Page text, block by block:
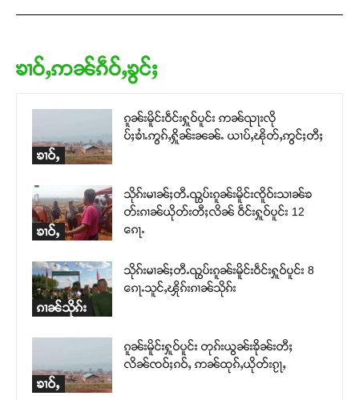
ၶၢဝ်ႇဢၼ်ၵဵဝ်ႇၶွင်ႈ
ၶၢဝ်ႇ
ၵူၼ်းမိူင်းဝဵင်းႁူဝ်ပူင်း ဢၼ်ၺႃးလို
ပ်ႈၶၢႆႉဢွၵ်ႇႁိူၼ်းၼၼ်ႉ ယၢပ်ႇၽိုတ်ႇဢွင်ႈတီႈ
ၶၢဝ်ႇ
သိုၵ်းမၢၼ်ႈတီႉၺွပ်းၵူၼ်းမိူင်းၸိူဝ်းသၢၼ်ၶ
တ်းၵၢၼ်ယိုတ်းတီႈလိၼ် ဝဵင်းႁူဝ်ပူင်း 12
ၵေႃႉ
ၵၢၼ်သိုၵ်း
သိုၵ်းမၢၼ်ႈတီႉၺွပ်းၵူၼ်းမိူင်းဝဵင်းႁူဝ်ပူင်း 8
ၵေႃႉသူင်ႇၾိုၵ်းၵၢၼ်သိုၵ်း
ၶၢဝ်ႇ
ၵူၼ်းမိူင်းႁူဝ်ပူင်း တုၵ်းယွၼ်းၶိုၼ်းတီႈ
လိၼ်ၸဝ်ႈၵဝ်ႇ ဢၼ်ထုၵ်ႇယိုတ်းၵႂႃႇ